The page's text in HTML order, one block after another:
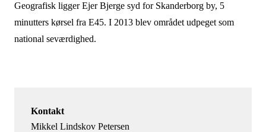
Geografisk ligger Ejer Bjerge syd for Skanderborg by, 5
minutters kørsel fra E45. I 2013 blev området udpeget som
national seværdighed.
Kontakt
Mikkel Lindskov Petersen